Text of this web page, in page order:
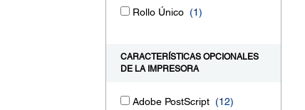
Rollo Único (1)
CARACTERÍSTICAS OPCIONALES
DE LA IMPRESORA
Adobe PostScript (12)